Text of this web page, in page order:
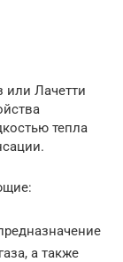
или Лачетти
тепла
а также